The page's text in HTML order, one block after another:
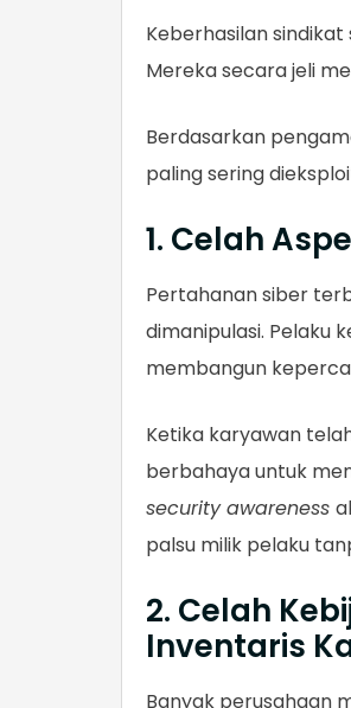
Keberhasilan
Mereka secara jeli
Berdasarkan
paling sering
1. Celah
Pertahanan siber
dimanipulasi. Pelaku
membangun
Ketika karyawan
berbahaya untuk
security awareness
palsu milik pelaku
2. Celah
Inventaris
Banyak perusahaan